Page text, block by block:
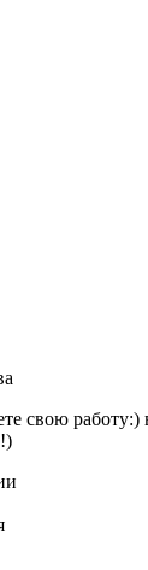
свою работу:)